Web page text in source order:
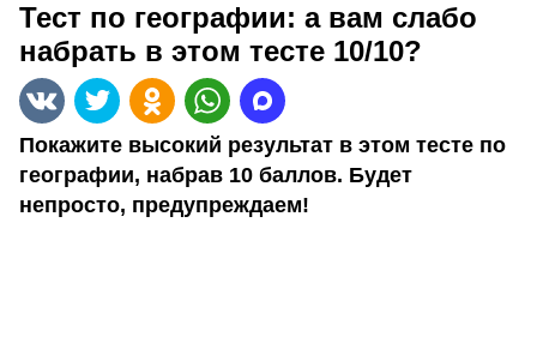
Тест по географии: а вам слабо
набрать в этом тесте 10/10?
Покажите высокий результат в этом тесте по
географии, набрав 10 баллов. Будет
непросто, предупреждаем!